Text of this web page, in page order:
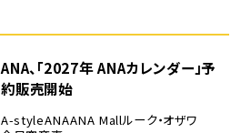
ANA、「2027年 ANAカレンダー」予
約販売開始
A-styleANAANA Mallルーク・オザワ